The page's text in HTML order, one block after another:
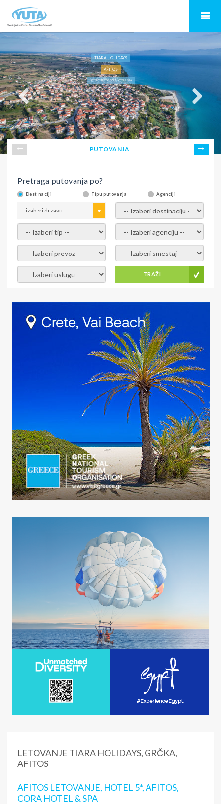
TIARA HOLIDAYS
AFITOS
HOTEL 5*, AFITOS, CORA HOTEL & SPA
PUTOVANJA
Pretraga putovanja po?
Destinaciji Tipu putovanja Agenciji
- izaberi drzavu - - izaberi destinaciju -
- izaberi tip - - izaberi agenciju -
- izaberi prevoz - - Izaberite smestaj -
- Izaberite uslugu - TRAŽI
LETOVANJE TIARA HOLIDAYS, GRČKA,
AFITOS
AFITOS LETOVANJE, HOTEL 5*, AFITOS,
CORA HOTEL & SPA